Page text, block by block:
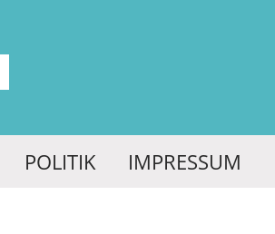
POLITIK IMPRESSUM